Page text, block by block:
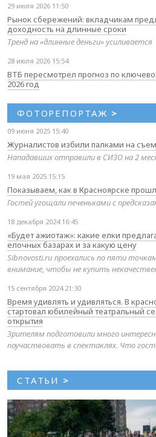
29 июля 2026 11:50
Рынок сбережений: вкладчикам
доходность на длинные сроки
Тренд на «длинные деньги» усиливается
28 июля 2026 15:54
ВТБ пересмотрел прогноз по
2026 год
ФОТОРЕПОРТАЖ >
09 июня 2025 15:40
Журналистов избили палками на
Нападавших отправили в СИЗО на 2
19 мая 2025 15:15
Показываем, как в Красноярске
Гостей угощали печеньками с
18 декабря 2024 16:45
«Будет ажиотаж»: какие елки
елочных базарах и за какую цену
Sibnovosti.ru проехались по пяти
внимание, чтобы не купить
15 сентября 2024 21:30
Время удивлять и удивляться. В
стартовал юбилейный театральный
открытия
Зрителям подготовили много
поучаствовать в спектаклях. Что
СТАТЬИ >